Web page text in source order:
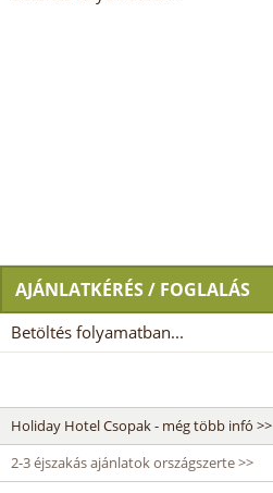
AJÁNLATKÉRÉS / FOGLALÁS
Betöltés folyamatban...
Holiday Hotel Csopak - még több infó >>
2-3 éjszakás ajánlatok országszerte >>